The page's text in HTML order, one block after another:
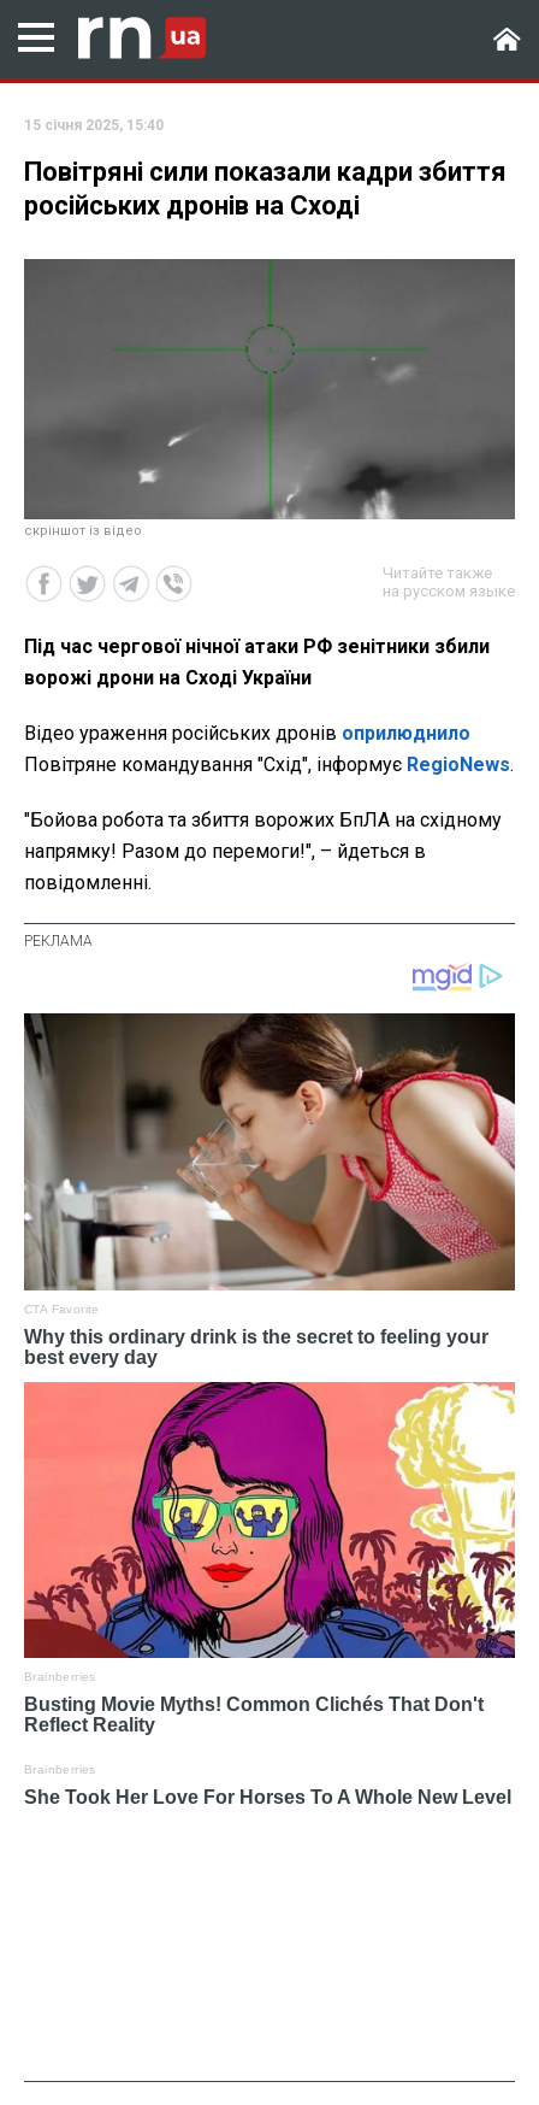
15 січня 2025, 15:40
Повітряні сили показали кадри збиття
російських дронів на Сході
скріншот із відео
Читайте также
на русском языке
Під час чергової нічної атаки РФ зенітники збили
ворожі дрони на Сході України
Відео ураження російських дронів оприлюднило
Повітряне командування "Схід", інформує RegioNews.
"Бойова робота та збиття ворожих БпЛА на східному
напрямку! Разом до перемоги!", – йдеться в
повідомленні.